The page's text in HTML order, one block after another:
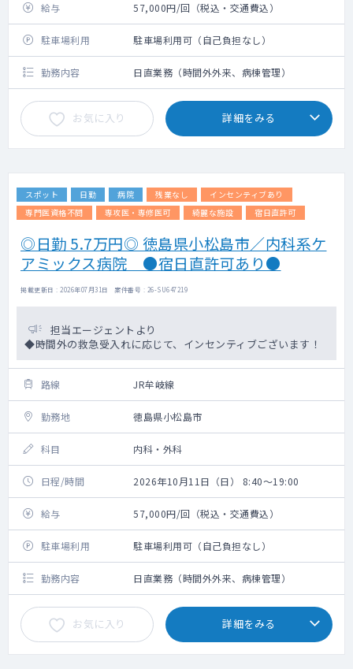
給与 57,000円/回（税込・交通費込）
駐車場利用 駐車場利用可（自己負担なし）
勤務内容 日直業務（時間外外来、病棟管理）
お気に入り 詳細をみる
スポット 日勤 病院 残業なし
インセンティブあり
専門医資格不問
専攻医・専修医可 綺麗な施設 宿日直許可
◎日勤 5.7万円◎ 徳島県小松島市／内科系ケ
アミックス病院 ●宿日直許可あり●
掲載更新日 : 2026年07月31日 案件番号 : 26-SU647219
担当エージェントより
◆時間外の救急受入れに応じて、インセンティブございます！
路線 JR牟岐線
勤務地 徳島県小松島市
科目 内科・外科
日程/時間 2026年10月11日（日） 8:40～19:00
給与 57,000円/回（税込・交通費込）
駐車場利用 駐車場利用可（自己負担なし）
勤務内容 日直業務（時間外外来、病棟管理）
お気に入り 詳細をみる